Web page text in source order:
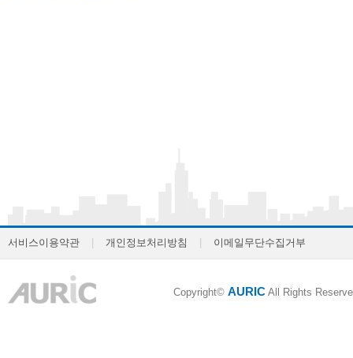
서비스이용약관 개인정보처리방침 이메일무단수집거부
Copyright© AURIC All Rights